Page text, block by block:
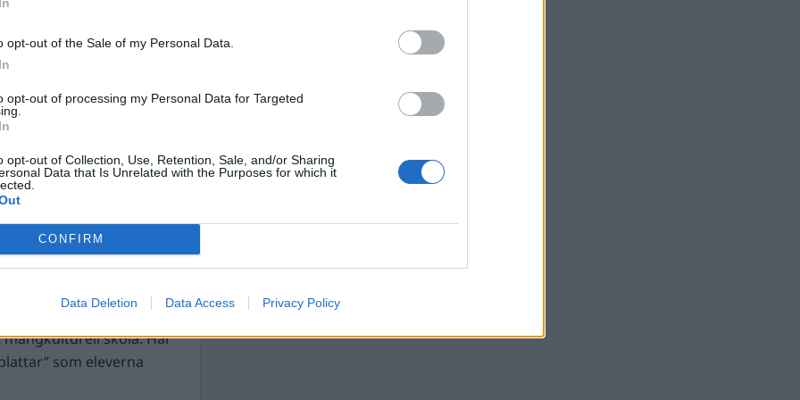
opt-out of the Sale of my Personal Data.
opt-out of processing my Personal Data for Targeted
opt-out of Collection, Use, Retention, Sale, and/or Sharing
Data that Is Unrelated with the Purposes for which it
CONFIRM
Data Deletion Data Access Privacy Policy
har en rad politiska
den.
viftas med svenska
utanför FN-
flaggor.
etablera och förstärka
skola. Här
som eleverna